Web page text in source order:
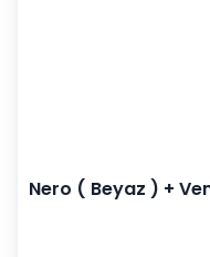
Nero ( Beyaz ) +